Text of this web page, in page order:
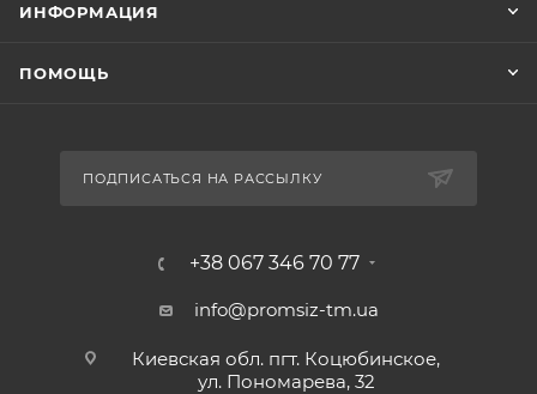
ИНФОРМАЦИЯ
ПОМОЩЬ
ПОДПИСАТЬСЯ НА РАССЫЛКУ
+38 067 346 70 77
info@promsiz-tm.ua
Киевская обл. пгт. Коцюбинское,
ул. Пономарева, 32